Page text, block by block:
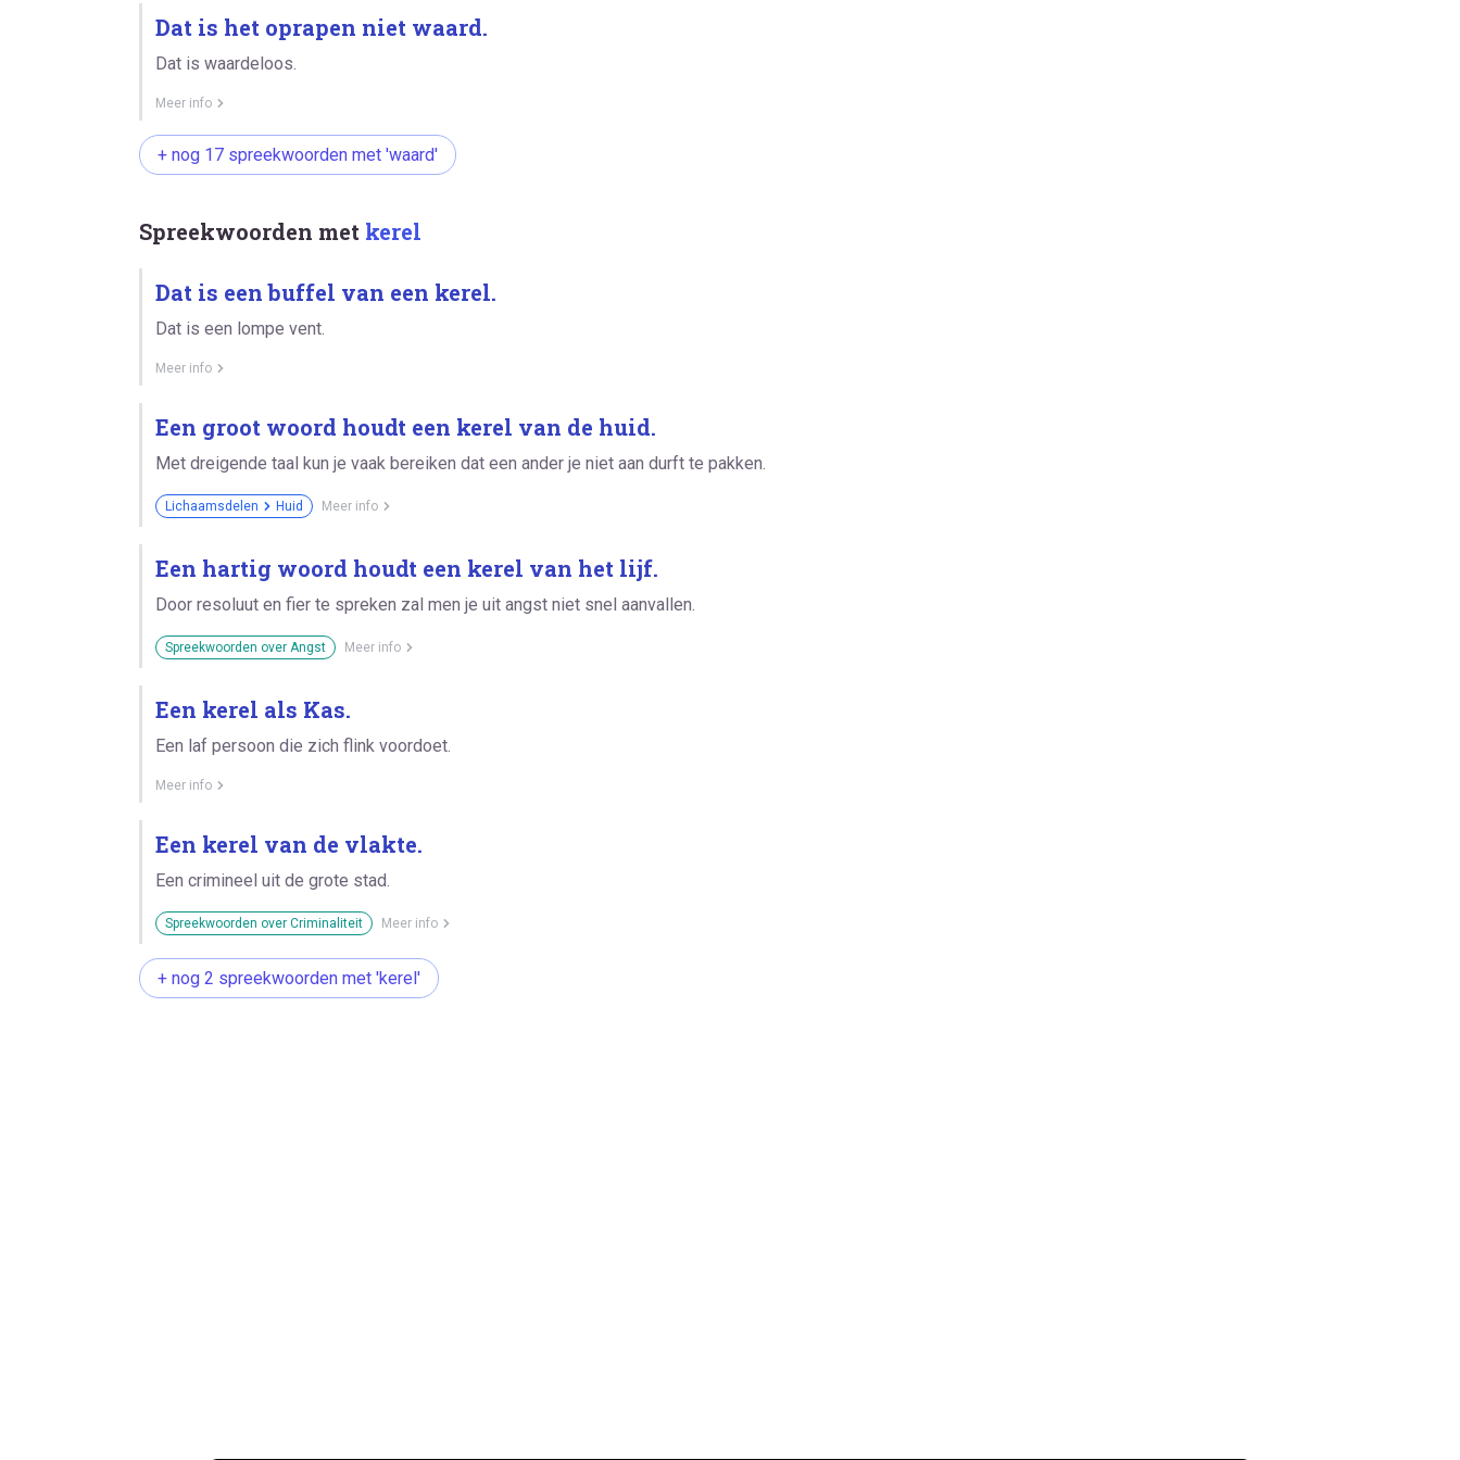
Dat is het oprapen niet waard.
Dat is waardeloos.
Meer info
+ nog 17 spreekwoorden met 'waard'
Spreekwoorden met kerel
Dat is een buffel van een kerel.
Dat is een lompe vent.
Meer info
Een groot woord houdt een kerel van de huid.
Met dreigende taal kun je vaak bereiken dat een ander je niet aan durft te pakken.
Lichaamsdelen Huid Meer info
Een hartig woord houdt een kerel van het lijf.
Door resoluut en fier te spreken zal men je uit angst niet snel aanvallen.
Spreekwoorden over Angst Meer info
Een kerel als Kas.
Een laf persoon die zich flink voordoet.
Meer info
Een kerel van de vlakte.
Een crimineel uit de grote stad.
Spreekwoorden over Criminaliteit Meer info
+ nog 2 spreekwoorden met 'kerel'